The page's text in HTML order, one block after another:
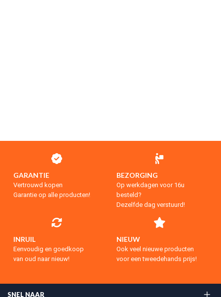
GARANTIE
Vertrouwd kopen
Garantie op alle producten!
BEZORGING
Op werkdagen voor 16u
besteld?
Dezelfde dag verstuurd!
INRUIL
Eenvoudig en goedkoop
van oud naar nieuw!
NIEUW
Ook veel nieuwe producten
voor een tweedehands prijs!
SNEL NAAR